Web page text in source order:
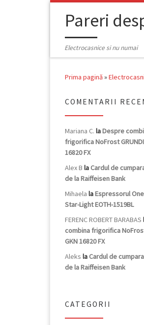
Pareri
Electrocasnice si nu numai
Prima pagină»
COMENTARII
Mariana C. laDespre
frigorifica NoFrost
16820 FX
Alex B la Cardul de
de la Raiffeisen Bank
Mihaela laEspressorul
Star-Light EOTH-1519BL
FERENC ROBERT BARABAS
combina frigorifica
GKN 16820 FX
Aleks la Cardul de
de la Raiffeisen Bank
CATEGORII